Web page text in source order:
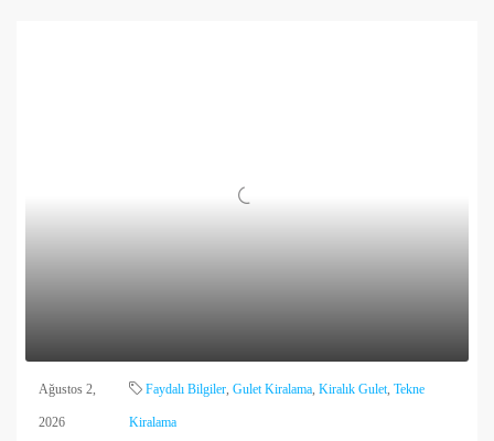
Ağustos 2,
2026
Faydalı Bilgiler,Gulet Kiralama,Kiralık Gulet,Tekne
Kiralama